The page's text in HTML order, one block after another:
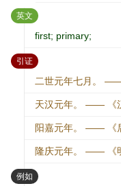
英文 ：
first; primary;
引证：
二世元年七月。 ——
天汉元年。 —— 《
阳嘉元年。 —— 《
隆庆元年。 —— 《
例如 ：